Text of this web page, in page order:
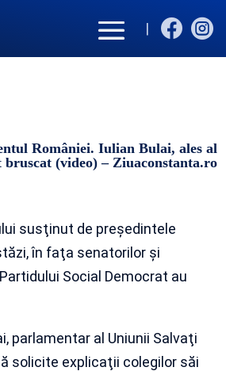
|  
României. Iulian Bulai, ales al
(video) – Ziuaconstanta.ro
susţinut de preşedintele
în faţa senatorilor şi
Social Democrat au
parlamentar al Uniunii Salvaţi
solicite explicaţii colegilor săi